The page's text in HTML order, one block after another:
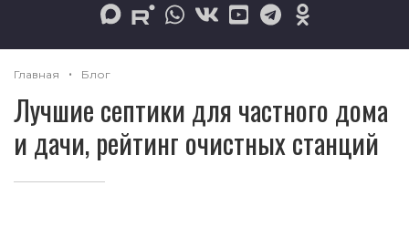
max rutubewhatsapp
vk youtubetelegramodnoklassniki
Главная Блог
Лучшие септики для частного дома
и дачи, рейтинг очистных станций